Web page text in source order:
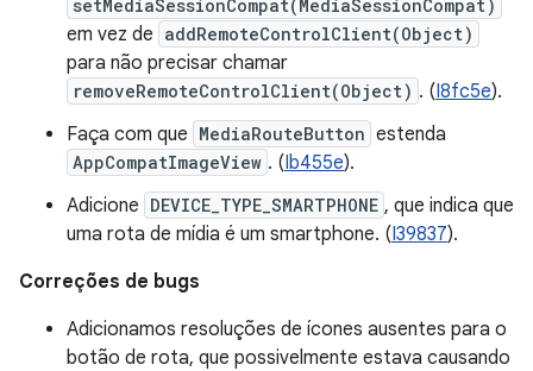
setMediaSessionCompat(MediaSessionCompat)
em vez de addRemoteControlClient(Object)
para não precisar chamar
removeRemoteControlClient(Object) . (I8fc5e).
Faça com que MediaRouteButton estenda
AppCompatImageView . (Ib455e).
Adicione DEVICE_TYPE_SMARTPHONE , que indica que
uma rota de mídia é um smartphone. (I39837).
Correções de bugs
Adicionamos resoluções de ícones ausentes para o
botão de rota, que possivelmente estava causando